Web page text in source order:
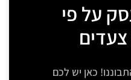
על פי
כאן יש לכם